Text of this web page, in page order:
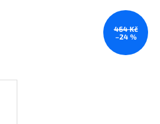
464 Kč
–24 %